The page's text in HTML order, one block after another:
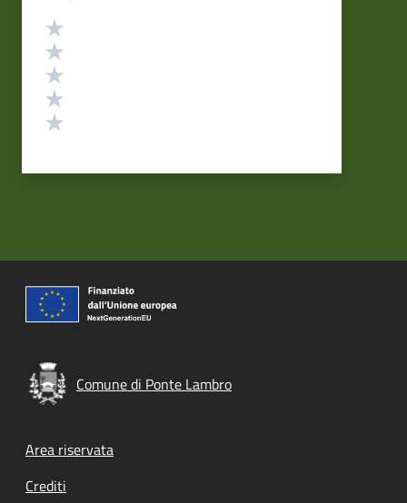
Valutazione
Comune di Ponte Lambro
Footer menu
Area riservata
Crediti